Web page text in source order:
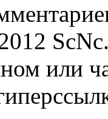
или